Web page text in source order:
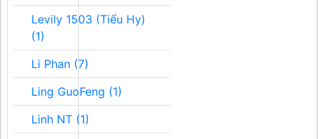
Levily 1503 (Tiểu Hy)
(1)
Li Phan (7)
Ling GuoFeng (1)
Linh NT (1)